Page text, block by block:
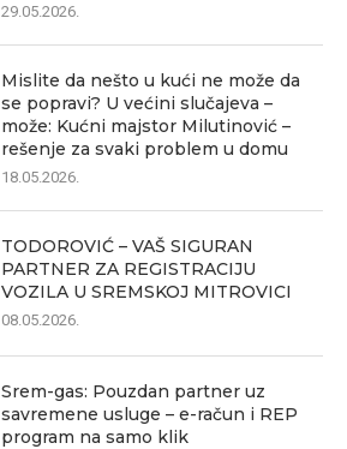
29.05.2026.
Mislite da nešto u kući ne može da
se popravi? U većini slučajeva –
može: Kućni majstor Milutinović –
rešenje za svaki problem u domu
18.05.2026.
TODOROVIĆ – VAŠ SIGURAN
PARTNER ZA REGISTRACIJU
VOZILA U SREMSKOJ MITROVICI
08.05.2026.
Srem-gas: Pouzdan partner uz
savremene usluge – e-račun i REP
program na samo klik